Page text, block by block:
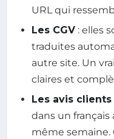
URL qui
Les CGV : elles
traduites
autre site. Un
claires et
Les avis clients
dans un
même semaine.